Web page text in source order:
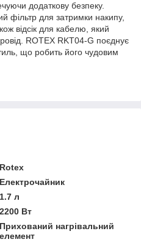
додаткову безпеку.
фільтр для затримки накипу,
відсік для кабелю, який
ROTEX RKT04-G поєднує
що робить його чудовим
Rotex
Електрочайник
1.7 л
2200 Вт
Прихований нагрівальний
елемент